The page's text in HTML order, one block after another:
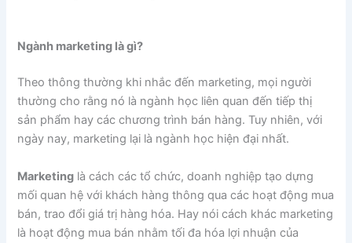
Ngành marketing là gì?
Theo thông thường khi nhắc đến marketing, mọi người
thường cho rằng nó là ngành học liên quan đến tiếp thị
sản phẩm hay các chương trình bán hàng. Tuy nhiên, với
ngày nay, marketing lại là ngành học hiện đại nhất.
Marketing là cách các tổ chức, doanh nghiệp tạo dựng
mối quan hệ với khách hàng thông qua các hoạt động mua
bán, trao đổi giá trị hàng hóa. Hay nói cách khác marketing
là hoạt động mua bán nhằm tối đa hóa lợi nhuận của